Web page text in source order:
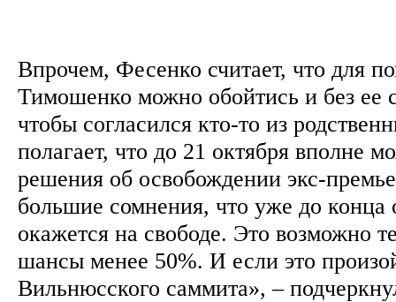
Впрочем, Фесенко считает, что для
Тимошенко можно обойтись и без ее
чтобы согласился кто-то из
полагает, что до 21 октября вполне
решения об освобождении экс-
большие сомнения, что уже до
окажется на свободе. Это возможно
шансы менее 50%. И если это
Вильнюсского саммита», –